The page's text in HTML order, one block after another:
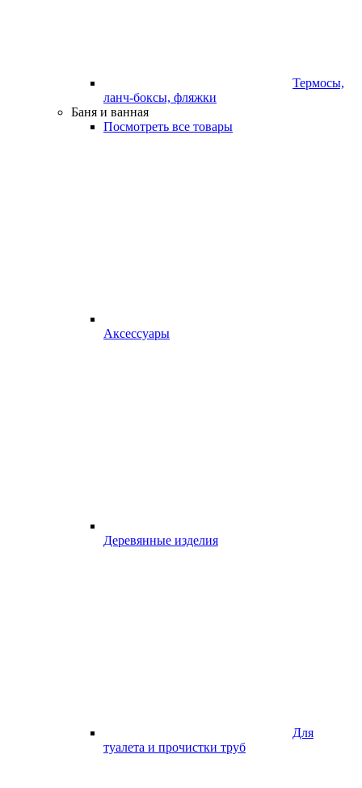
Термосы,
ланч-боксы, фляжки
Баня и ванная
Посмотреть все товары
Аксессуары
Деревянные изделия
Для
туалета и прочистки труб